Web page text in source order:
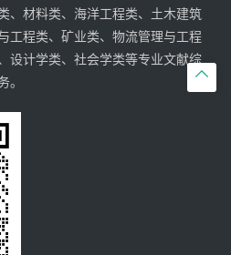

、材料类、海洋工程类、土木建筑
工程类、矿业类、物流管理与工程
设计学类、社会学类等专业文献综
。